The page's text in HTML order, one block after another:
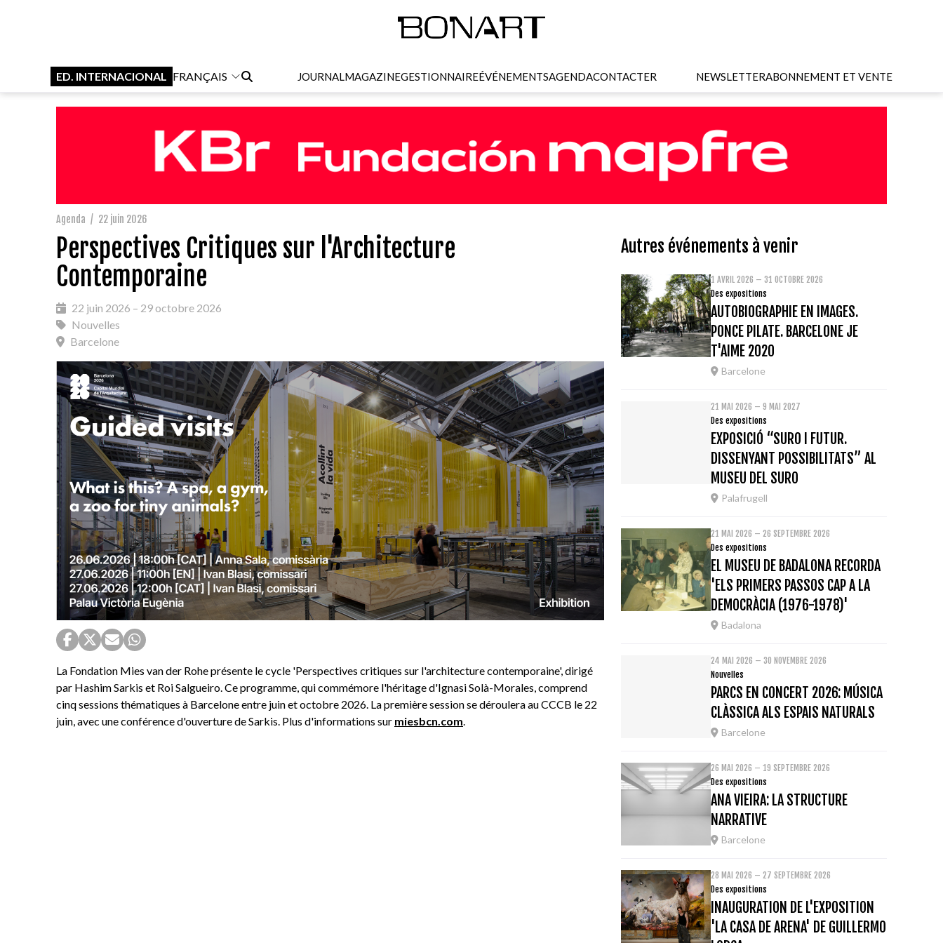
ED. INTERNACIONAL FRANÇAIS JOURNALMAGAZINEGESTIONNAIREÉVÉNEMENTSAGENDACONTACTER NEWSLETTERABONNEMENT ET VENTE
Agenda / 22 juin 2026
Perspectives Critiques sur l'Architecture
Contemporaine
22 juin 2026 – 29 octobre 2026
Nouvelles
Barcelone
La Fondation Mies van der Rohe présente le cycle 'Perspectives critiques sur l'architecture contemporaine', dirigé
par Hashim Sarkis et Roi Salgueiro. Ce programme, qui commémore l'héritage d'Ignasi Solà-Morales, comprend
cinq sessions thématiques à Barcelone entre juin et octobre 2026. La première session se déroulera au CCCB le 22
juin, avec une conférence d'ouverture de Sarkis. Plus d'informations sur miesbcn.com.
Autres événements à venir
1 AVRIL 2026 – 31 OCTOBRE 2026
Des expositions
AUTOBIOGRAPHIE EN IMAGES.
PONCE PILATE. BARCELONE JE
T'AIME 2020
Barcelone
21 MAI 2026 – 9 MAI 2027
Des expositions
EXPOSICIÓ “SURO I FUTUR.
DISSENYANT POSSIBILITATS” AL
MUSEU DEL SURO
Palafrugell
21 MAI 2026 – 26 SEPTEMBRE 2026
Des expositions
EL MUSEU DE BADALONA RECORDA
'ELS PRIMERS PASSOS CAP A LA
DEMOCRÀCIA (1976-1978)'
Badalona
24 MAI 2026 – 30 NOVEMBRE 2026
Nouvelles
PARCS EN CONCERT 2026: MÚSICA
CLÀSSICA ALS ESPAIS NATURALS
Barcelone
26 MAI 2026 – 19 SEPTEMBRE 2026
Des expositions
ANA VIEIRA: LA STRUCTURE
NARRATIVE
Barcelone
28 MAI 2026 – 27 SEPTEMBRE 2026
Des expositions
INAUGURATION DE L'EXPOSITION
'LA CASA DE ARENA' DE GUILLERMO